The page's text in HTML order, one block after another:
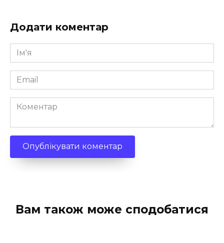
Додати коментар
Ім'я
*
Email
*
Коментар
Вам також може сподобатися